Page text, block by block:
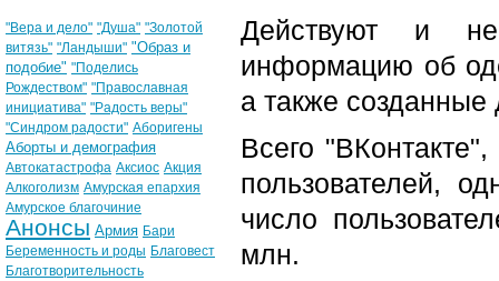
Действуют и
информацию об
а также
Всего
пользователей,
число
млн.
"Вера и дело" "Душа" "Золотой
витязь" "Ландыши" "Образ и
подобие" "Поделись
Рождеством" "Православная
инициатива" "Радость веры"
"Синдром радости" Аборигены
Аборты и демография
Автокатастрофа Аксиос Акция
Алкоголизм Амурская епархия
Амурское благочиние
Анонсы Армия Бари
Беременность и роды Благовест
Благотворительность